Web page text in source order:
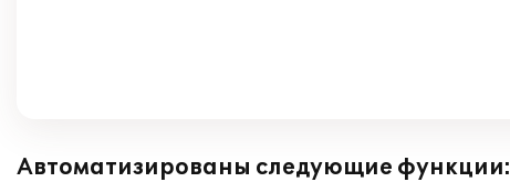
Автоматизированы следующие функции: